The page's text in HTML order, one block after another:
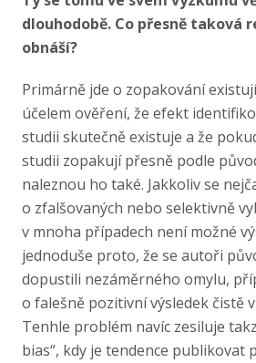
dlouhodobě. Co přesně taková
obnáší?
Primárně jde o zopakování
účelem ověření, že efekt
studii skutečně existuje a že
studii zopakují přesně podle
naleznou ho také. Jakkoliv se
o zfalšovaných nebo selektivně
v mnoha případech není možné
jednoduše proto, že se autoři
dopustili nezáměrného omylu,
o falešně pozitivní výsledek čistě
Tenhle problém navíc zesiluje
bias“, kdy je tendence publikovat